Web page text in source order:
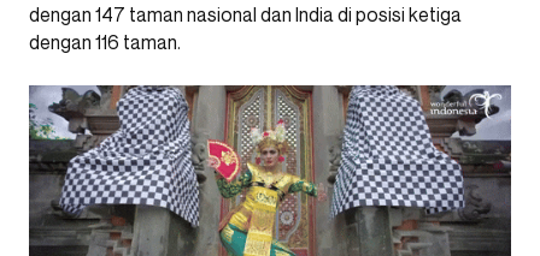
dengan 147 taman nasional dan India di posisi ketiga
dengan 116 taman.